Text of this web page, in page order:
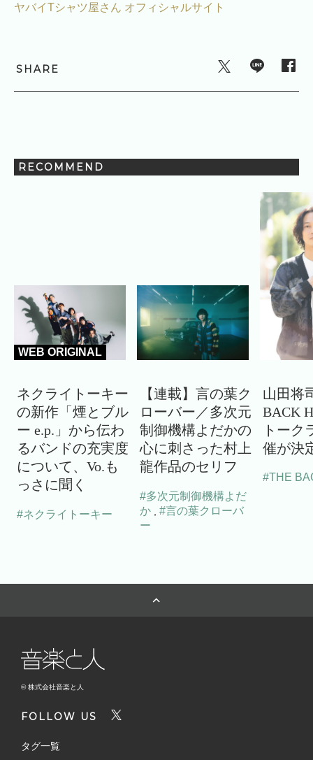
ヤバイTシャツ屋さん オフィシャルサイト
SHARE
RECOMMEND
WEB ORIGINAL
ネクライトーキー
の新作「煙とブル
ー e.p.」から伝わ
るバンドの充実度
について、Vo.も
っさに聞く
#ネクライトーキー
【連載】言の葉ク
ローバー／多次元
制御機構よだかの
心に刺さった村上
龍作品のセリフ
#多次元制御機構よだ
か
#言の葉クローバ
ー
山田将
BACK
トーク
催が決
#THE
© 株式会社音楽と人
FOLLOW US
タグ一覧